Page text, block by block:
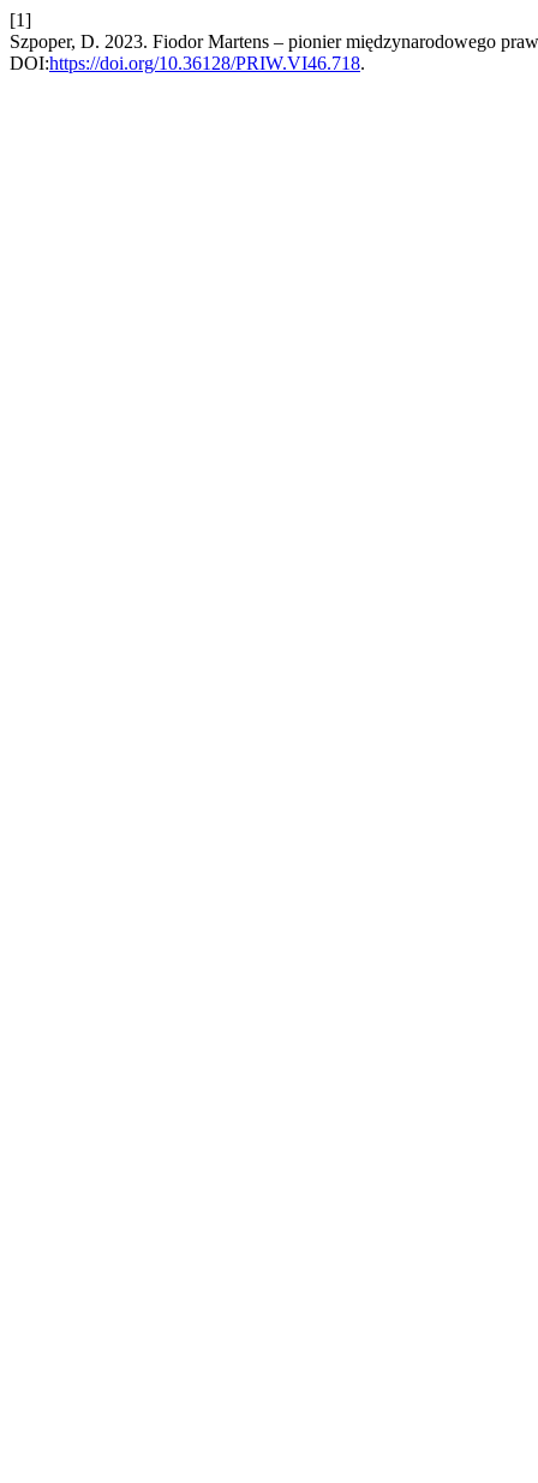
[1]
Szpoper, D. 2023. Fiodor Martens – pionier międzynarodowego
DOI:https://doi.org/10.36128/PRIW.VI46.718.